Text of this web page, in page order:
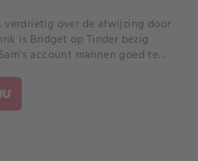
verdrietig over de afwijzing door
is Bridget op Tinder bezig
account mannen goed te